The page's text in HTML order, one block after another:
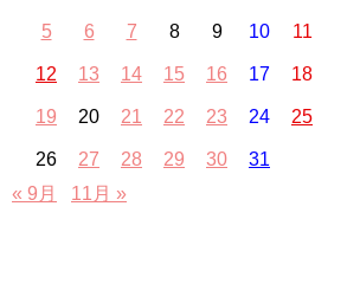
5 6 7 8 9 10 11
12 13 14 15 16 17 18
19 20 21 22 23 24 25
26 27 28 29 30
31
« 9月
11月 »